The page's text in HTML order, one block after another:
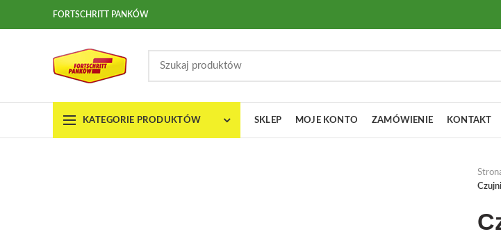
FORTSCHRITT PANKÓW
KATEGORIE PRODUKTÓW SKLEP MOJE KONTO ZAMÓWIENIE KONTAKT